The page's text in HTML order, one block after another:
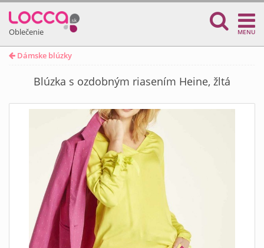
Oblečenie MENU
Dámske blúzky
Blúzka s ozdobným riasením Heine, žltá